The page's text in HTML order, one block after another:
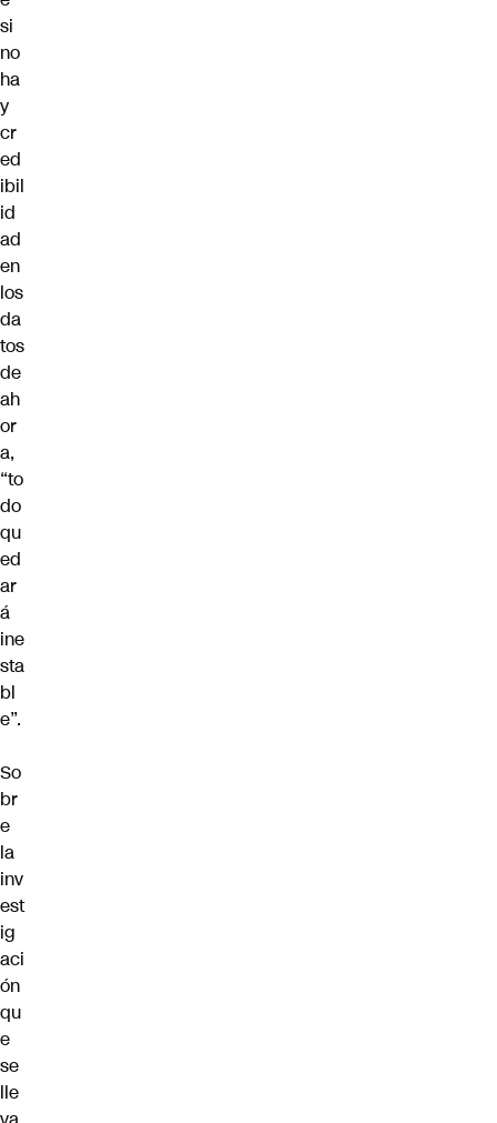
si
no
ha
y
cr
ed
ibil
id
ad
en
los
da
tos
de
ah
or
a,
“to
do
qu
ed
ar
á
ine
sta
bl
e”.
So
br
e
la
inv
est
ig
aci
ón
qu
e
se
lle